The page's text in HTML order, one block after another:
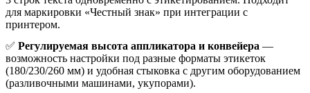
для маркировки «Честный знак» при интеграции с
принтером.
✅ Регулируемая высота аппликатора и конвейера —
возможность настройки под разные форматы этикеток
(180/230/260 мм) и удобная стыковка с другим оборудованием
(разливочными машинами, укупорами).